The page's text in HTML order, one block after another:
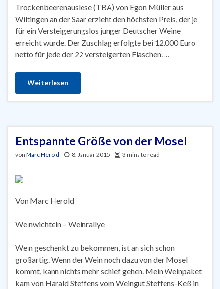
Trockenbeerenauslese (TBA) von Egon Müller aus
Wiltingen an der Saar erzieht den höchsten Preis, der je
für ein Versteigerungslos junger Deutscher Weine
erreicht wurde. Der Zuschlag erfolgte bei 12.000 Euro
netto für jede der 22 versteigerten Flaschen. …
Weiterlesen
Entspannte Größe von der Mosel
von Marc Herold 8. Januar 2015 3 mins to read
Von Marc Herold
Weinwichteln – Weinrallye
Wein geschenkt zu bekommen, ist an sich schon
großartig. Wenn der Wein noch dazu von der Mosel
kommt, kann nichts mehr schief gehen. Mein Weinpaket
kam von Harald Steffens vom Weingut Steffens-Keß in